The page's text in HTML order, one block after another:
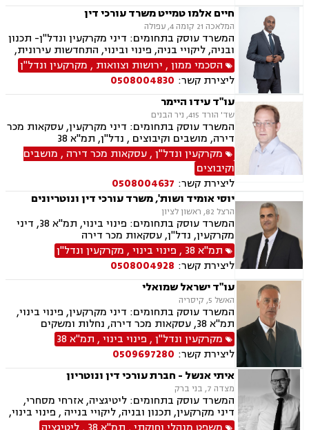
חיים אלמו טמייט משרד עורכי דין
המלאכה 21 קומה 4, עפולה
המשרד עוסק בתחומים: דיני מקרקעין ונדל"ן- תכנון
ובניה, ליקויי בניה, פינוי ובינוי, התחדשות עירונית,
תמ"א 38 ובתים משותפים, הסכמי ממון, ירושות
וצוואות, ייפוי כוח מתמשך, הדין האתיופי, דיני
חוזים, נוטריון.
הסכמי ממון, ירושות וצוואות , מקרקעין ונדל"ן
ליצירת קשר: 0508004830
עו"ד עידו היימר
שד' הורד 415, ניר הבנים
המשרד עוסק בתחומים: דיני מקרקעין, עסקאות מכר
דירה, מושבים וקיבוצים , נדל"ן, תמ"א 38
מקרקעין ונדל"ן,עסקאות מכר דירה , מושבים
וקיבוצים
ליצירת קשר: 0508004637
יוסי אומיד ושות', משרד עורכי דין ונוטריונים
הרצל 82, ראשון לציון
המשרד עוסק בתחומים: פינוי בינוי, תמ"א 38, דיני
מקרקעין, נדל"ן, עסקאות מכר דירה
תמ"א 38
, פינוי בינוי, מקרקעין ונדל"ן
ליצירת קשר: 0508004928
עו"ד ישראל שמואלי
האשל 5, קיסריה
המשרד עוסק בתחומים: דיני מקרקעין, פינוי בינוי,
תמ"א 38, עסקאות מכר דירה, נחלות ומשקים
במושבים, ייפוי כוח מתמשך, ירושות וצוואות, נוטריון
מקרקעין ונדל"ן, פינוי בינוי, תמ"א 38
ליצירת קשר: 0509697280
איתי אנשל - חברת עורכי דין ונוטריון
מצדה 7, בני ברק
המשרד עוסק בתחומים: ליטיגציה, אזרחי מסחרי,
דיני מקרקעין, תכנון ובניה, ליקויי בנייה , פינוי בינוי,
קבוצות רכישה, עסקאות מכר דירה, פינוי מושכר,